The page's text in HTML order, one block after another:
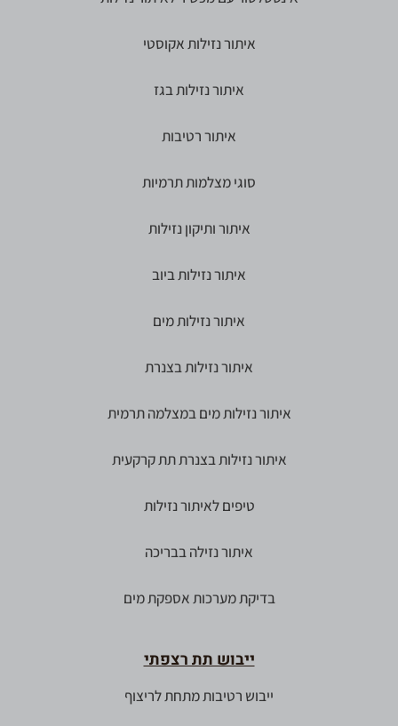
איתור נזילות אקוסטי
איתור נזילות בגז
איתור רטיבות
סוגי מצלמות תרמיות
איתור ותיקון נזילות
איתור נזילות ביוב
איתור נזילות מים
איתור נזילות בצנרת
איתור נזילות מים במצלמה תרמית
איתור נזילות בצנרת תת קרקעית
טיפים לאיתור נזילות
איתור נזילה בבריכה
בדיקת מערכות אספקת מים
ייבוש תת רצפתי
ייבוש רטיבות מתחת לריצוף